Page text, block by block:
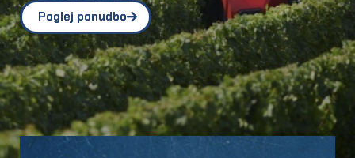
Poglej ponudbo